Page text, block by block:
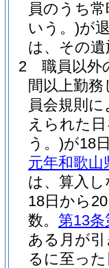
員のうち
いう。)が
は、その遺
2
職員以外
間以上勤務
員会規則
えられた
う。)が18
元年和歌山
は、算入
18日から
数。 第13条
ある月が
るに至っ